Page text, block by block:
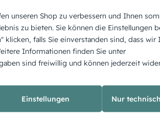
Woche
Modern
nplaner
unseren Shop zu verbessern und Ihnen
zu bieten. Sie können die Einstellungen
klicken, falls Sie einverstanden sind, dass
Informationen finden Sie unter
sind freiwillig und können jederzeit
Einstellungen Nur